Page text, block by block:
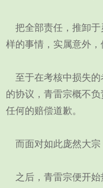
把全部责任，推卸于
样的事情，实属意外，
至于在考核中损失的
的协议，青雷宗概不
任何的赔偿道歉。
而面对如此庞然大宗
之后，青雷宗便开始